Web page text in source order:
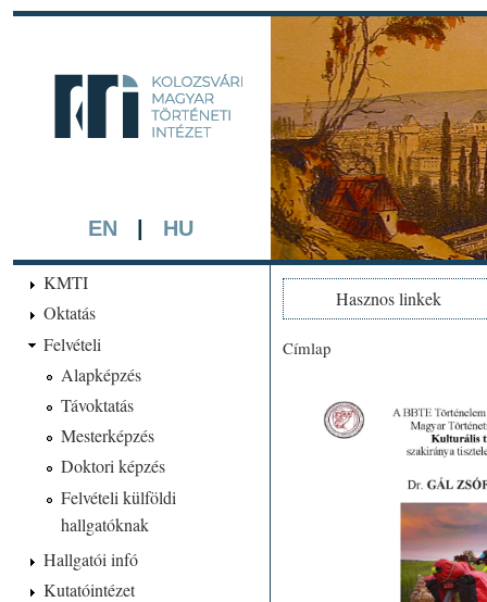
EN HU
A háttérben részlet a
készített színezett
KMTI
Oktatás
Felvételi
Alapképzés
Távoktatás
Mesterképzés
Doktori képzés
Felvételi külföldi
hallgatóknak
Hallgatói infó
Kutatóintézet
Hasznos linkek
Címlap